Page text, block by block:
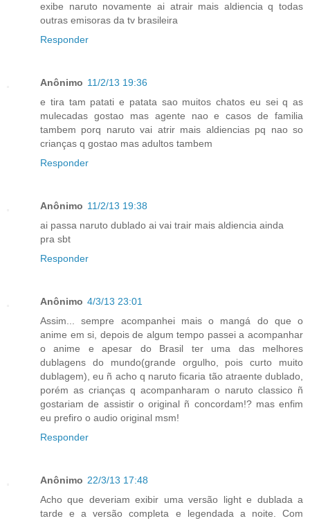
exibe naruto novamente ai atrair mais aldiencia q todas
outras emisoras da tv brasileira
Responder
Anônimo 11/2/13 19:36
e tira tam patati e patata sao muitos chatos eu sei q as
mulecadas gostao mas agente nao e casos de familia
tambem porq naruto vai atrir mais aldiencias pq nao so
crianças q gostao mas adultos tambem
Responder
Anônimo 11/2/13 19:38
ai passa naruto dublado ai vai trair mais aldiencia ainda
pra sbt
Responder
Anônimo 4/3/13 23:01
Assim... sempre acompanhei mais o mangá do que o
anime em si, depois de algum tempo passei a acompanhar
o anime e apesar do Brasil ter uma das melhores
dublagens do mundo(grande orgulho, pois curto muito
dublagem), eu ñ acho q naruto ficaria tão atraente dublado,
porém as crianças q acompanharam o naruto classico ñ
gostariam de assistir o original ñ concordam!? mas enfim
eu prefiro o audio original msm!
Responder
Anônimo 22/3/13 17:48
Acho que deveriam exibir uma versão light e dublada a
tarde e a versão completa e legendada a noite. Com